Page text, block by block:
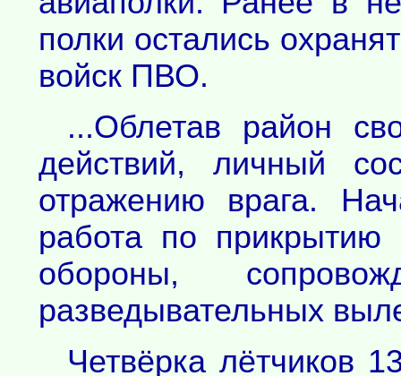
полки остались
войск ПВО.
...Облетав район
действий, личный
отражению врага.
работа по прикрытию
обороны,
разведывательных
Четвёрка лётчиков